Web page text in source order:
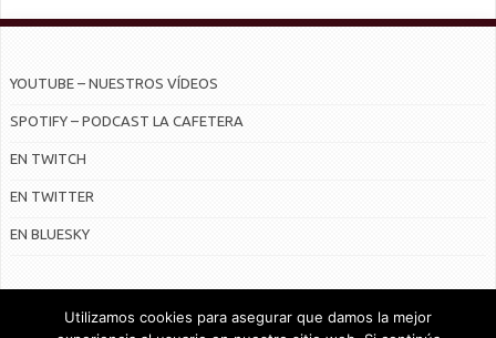
YOUTUBE – NUESTROS VÍDEOS
SPOTIFY – PODCAST LA CAFETERA
EN TWITCH
EN TWITTER
EN BLUESKY
Utilizamos cookies para asegurar que damos la mejor